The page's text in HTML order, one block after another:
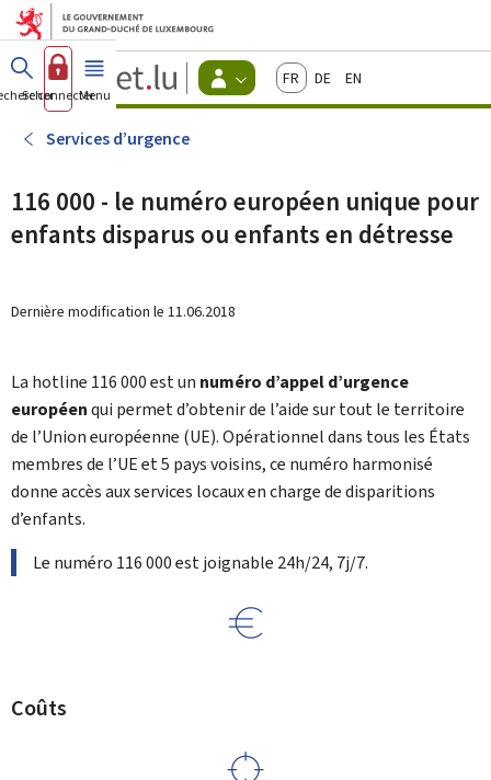
Aller au menu principal
Aller au contenu
Guichet.lu
Changer
d'espace
actif
FrançaisDeutschEnglish
Se connecterMenu principal
Services d’urgence
116 000 - le numéro européen unique pour
enfants disparus ou enfants en détresse
Dernière modification le 11.06.2018
La hotline 116 000 est un numéro d’appel d’urgence
européenqui permet d’obtenir de l’aide sur tout le territoire
de l’Union européenne (UE). Opérationnel dans tous les États
membres de l’UE et 5 pays voisins, ce numéro harmonisé
donne accès aux services locaux en charge de disparitions
d’enfants.
Le numéro 116 000 est joignable 24h/24, 7j/7.
Coûts